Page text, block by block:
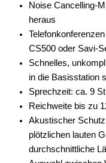
Noise Cancelling-
heraus
CS500 oder Savi-
Schnelles,
in die Basisstation
Sprechzeit: ca. 9
Reichweite bis zu
Akustischer
plötzlichen lauten
durchschnittliche